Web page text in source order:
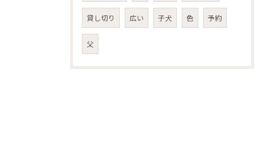
貸し切り 広い 子犬 色 予約
父